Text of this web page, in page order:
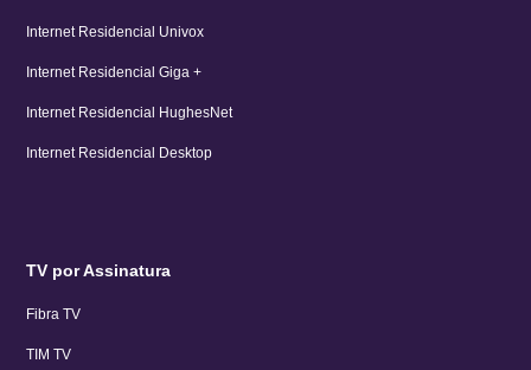
Internet Residencial Univox
Internet Residencial Giga +
Internet Residencial HughesNet
Internet Residencial Desktop
TV por Assinatura
Fibra TV
TIM TV